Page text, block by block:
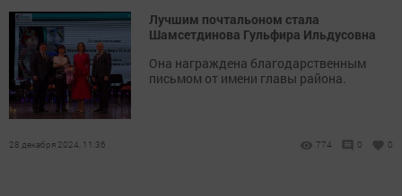
Лучшим почтальоном стала
Шамсетдинова Гульфира Ильдусовна
Она награждена благодарственным
письмом от имени главы района.
28 декабря 2024, 11:36 774 0 0